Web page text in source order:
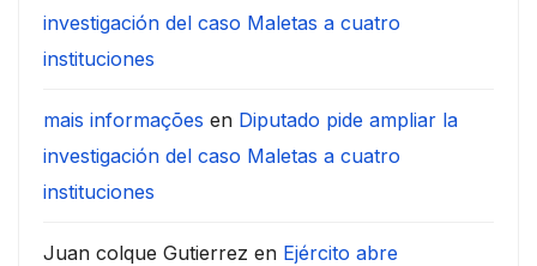
investigación del caso Maletas a cuatro
instituciones
mais informações en Diputado pide ampliar la
investigación del caso Maletas a cuatro
instituciones
Juan colque Gutierrez en Ejército abre